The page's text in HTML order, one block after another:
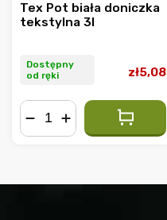
Tex Pot biała doniczka
tekstylna 3l
Dostępny
od ręki
zł5,08